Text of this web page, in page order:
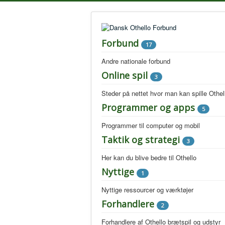
Forbund 17
Andre nationale forbund
Online spil 3
Steder på nettet hvor man kan spille
Programmer og apps 5
Programmer til computer og mobil
Taktik og strategi 3
Her kan du blive bedre til Othello
Nyttige 1
Nyttige ressourcer og værktøjer
Forhandlere 2
Forhandlere af Othello brætspil og udstyr